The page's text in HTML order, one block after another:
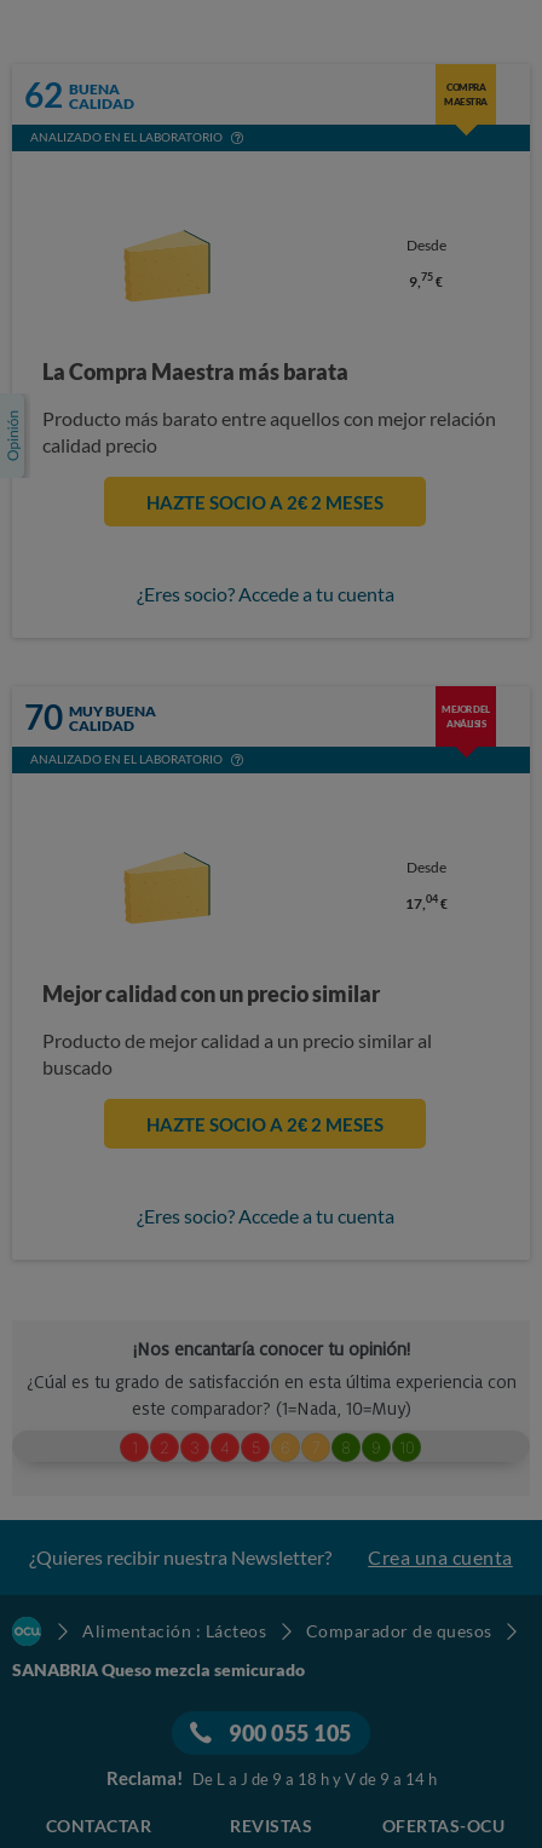
62 BUENA
CALIDAD
COMPRA
MAESTRA
ANALIZADO EN EL LABORATORIO
Desde
9, 75 €
La Compra Maestra más barata
Producto más barato entre aquellos con mejor relación
calidad precio
HAZTE SOCIO A 2€ 2 MESES
¿Eres socio? Accede a tu cuenta
70 MUY BUENA
CALIDAD
MEJOR DEL
ANÁLISIS
ANALIZADO EN EL LABORATORIO
Desde
17, 04€
Mejor calidad con un precio similar
Producto de mejor calidad a un precio similar al
buscado
HAZTE SOCIO A 2€ 2 MESES
¿Eres socio? Accede a tu cuenta
¿Quieres recibir nuestra Newsletter? Crea una cuenta
Alimentación : Lácteos
Comparador de quesos
SANABRIA Queso mezcla semicurado
900 055 105
Reclama! De L a J de 9 a 18 h y V de 9 a 14 h
CONTACTAR REVISTAS OFERTAS-OCU